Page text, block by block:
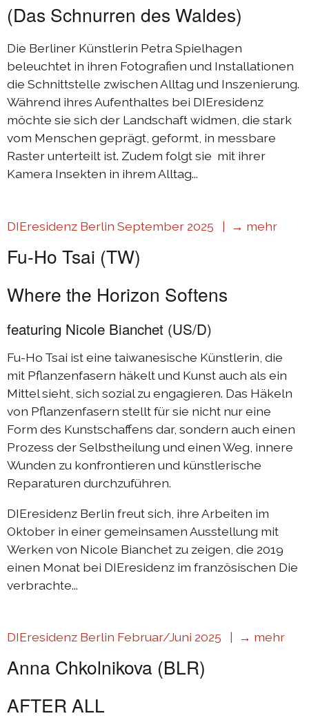
(Das Schnurren des Waldes)
Die Berliner Künstlerin Petra Spielhagen
beleuchtet in ihren Fotografien und Installationen
die Schnittstelle zwischen Alltag und Inszenierung.
Während ihres Aufenthaltes bei DIEresidenz
möchte sie sich der Landschaft widmen, die stark
vom Menschen geprägt, geformt, in messbare
Raster unterteilt ist. Zudem folgt sie mit ihrer
Kamera Insekten in ihrem Alltag...
DIEresidenz Berlin September 2025 | → mehr
Fu-Ho Tsai (TW)
Where the Horizon Softens
featuring Nicole Bianchet (US/D)
Fu-Ho Tsai ist eine taiwanesische Künstlerin, die
mit Pflanzenfasern häkelt und Kunst auch als ein
Mittel sieht, sich sozial zu engagieren. Das Häkeln
von Pflanzenfasern stellt für sie nicht nur eine
Form des Kunstschaffens dar, sondern auch einen
Prozess der Selbstheilung und einen Weg, innere
Wunden zu konfrontieren und künstlerische
Reparaturen durchzuführen.
DIEresidenz Berlin freut sich, ihre Arbeiten im
Oktober in einer gemeinsamen Ausstellung mit
Werken von Nicole Bianchet zu zeigen, die 2019
einen Monat bei DIEresidenz im französischen Die
verbrachte...
DIEresidenz Berlin Februar/Juni 2025 | → mehr
Anna Chkolnikova (BLR)
AFTER ALL